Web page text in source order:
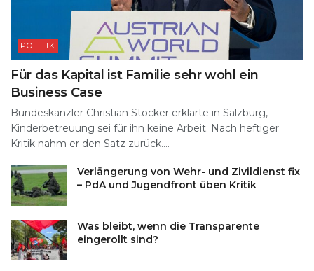
POLITIK
Für das Kapital ist Familie sehr wohl ein
Business Case
Bundeskanzler Christian Stocker erklärte in Salzburg,
Kinderbetreuung sei für ihn keine Arbeit. Nach heftiger
Kritik nahm er den Satz zurück....
Verlängerung von Wehr- und Zivildienst fix
– PdA und Jugendfront üben Kritik
Was bleibt, wenn die Transparente
eingerollt sind?